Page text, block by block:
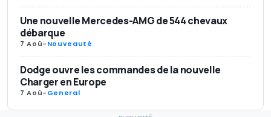
Une nouvelle Mercedes-AMG de 544 chevaux
débarque
7 Aoû-Nouveauté
Dodge ouvre les commandes de la nouvelle
Charger en Europe
7 Aoû-General